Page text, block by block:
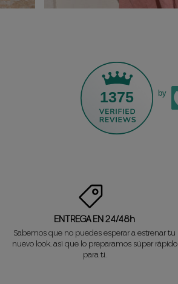
1375 by
ENTREGA EN 24/48h
Sabemos que no puedes esperar a estrenar tu
nuevo look, así que lo preparamos súper rápido
para ti.